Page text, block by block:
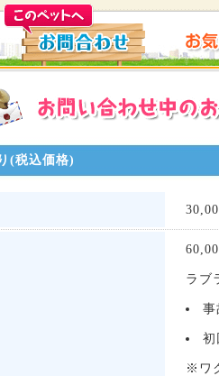
(税込価格)
ラブ
事
初
※ワ